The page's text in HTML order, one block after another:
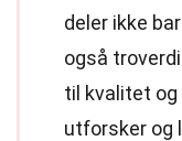
deler ikke
også
til kvalitet
utforsker og